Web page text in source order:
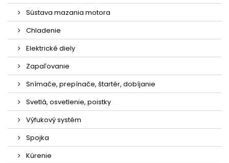
Sústava mazania motora
Chladenie
Elektrické diely
Zapaľovanie
Snímače, prepínače, štartér, dobíjanie
Svetlá, osvetlenie, poistky
Výfukový systém
Spojka
Kúrenie